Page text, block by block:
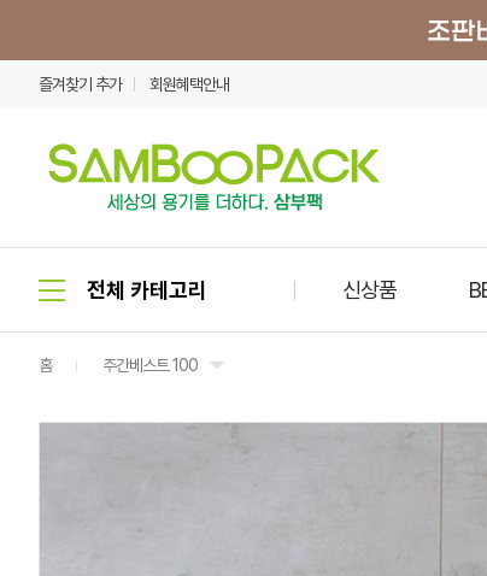
즐겨찾기 추가 회원혜택안내
신상품
홈 주간베스트 100